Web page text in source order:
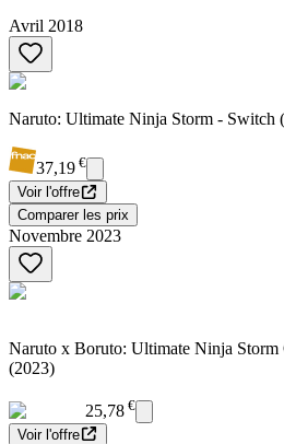
Avril 2018
Naruto: Ultimate Ninja Storm - Switch
37,19 €
Voir l'offre
Comparer les prix
Novembre 2023
Naruto x Boruto: Ultimate Ninja
(2023)
25,78 €
Voir l'offre